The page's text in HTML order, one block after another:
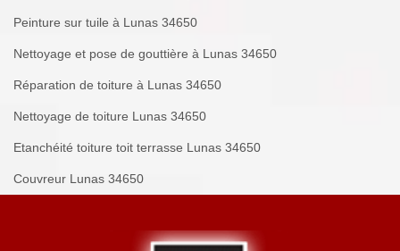
Peinture sur tuile à Lunas 34650
Nettoyage et pose de gouttière à Lunas 34650
Réparation de toiture à Lunas 34650
Nettoyage de toiture Lunas 34650
Etanchéité toiture toit terrasse Lunas 34650
Couvreur Lunas 34650